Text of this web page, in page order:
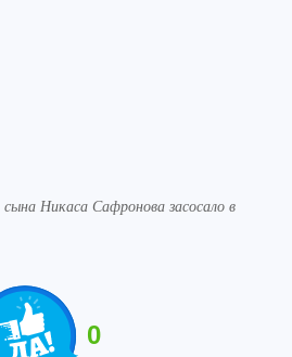
Никаса Сафронова засосало в
0